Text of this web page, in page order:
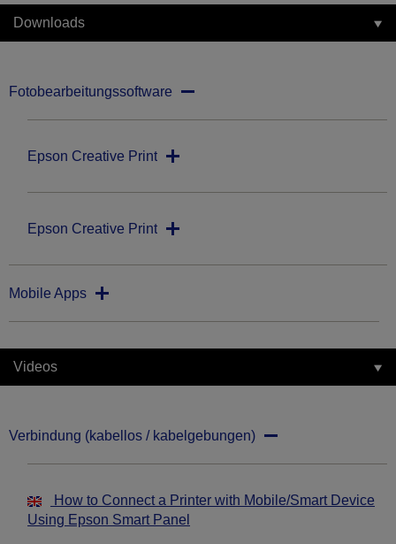
Downloads
Fotobearbeitungssoftware
Epson Creative Print
Epson Creative Print
Mobile Apps
Videos
Verbindung (kabellos / kabelgebungen)
How to Connect a Printer with Mobile/Smart Device
Using Epson Smart Panel